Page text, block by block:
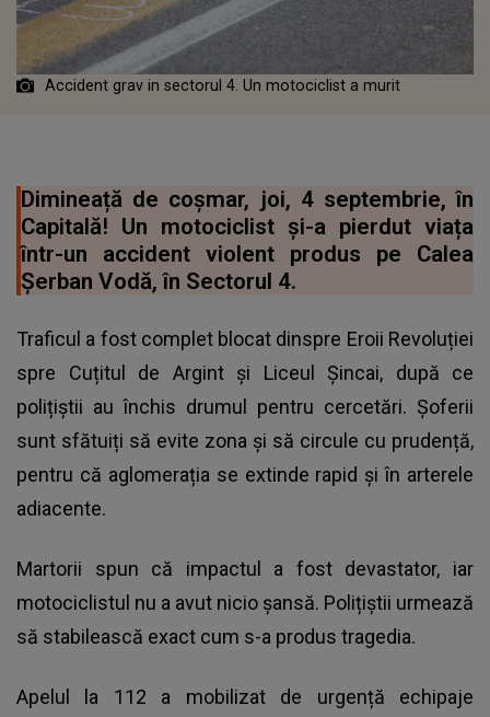
Accident grav in sectorul 4. Un motociclist a murit
Dimineață de coșmar, joi, 4 septembrie, în
Capitală! Un motociclist și-a pierdut viața
într-un accident violent produs pe Calea
Șerban Vodă, în Sectorul 4.
Traficul a fost complet blocat dinspre Eroii Revoluției
spre Cuțitul de Argint și Liceul Șincai, după ce
polițiștii au închis drumul pentru cercetări. Șoferii
sunt sfătuiți să evite zona și să circule cu prudență,
pentru că aglomerația se extinde rapid și în arterele
adiacente.
Martorii spun că impactul a fost devastator, iar
motociclistul nu a avut nicio șansă. Polițiștii urmează
să stabilească exact cum s-a produs tragedia.
Apelul la 112 a mobilizat de urgență echipaje